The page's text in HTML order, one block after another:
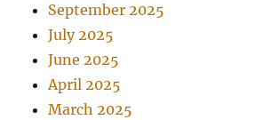
September 2025
July 2025
June 2025
April 2025
March 2025